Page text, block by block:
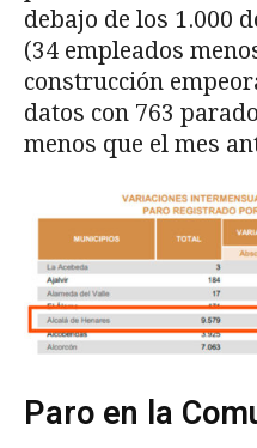
debajo de los 1.000
(34 empleados
construcción
datos con 763
menos que el mes
Paro en la